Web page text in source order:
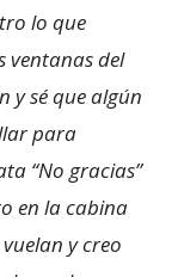
lo que
ventanas del
y sé que algún
para
“No gracias”
en la cabina
y creo